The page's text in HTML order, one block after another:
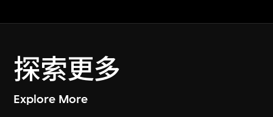
探索更多
Explore More